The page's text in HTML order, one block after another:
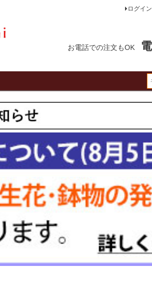
ログイン
お電話での注文もOK